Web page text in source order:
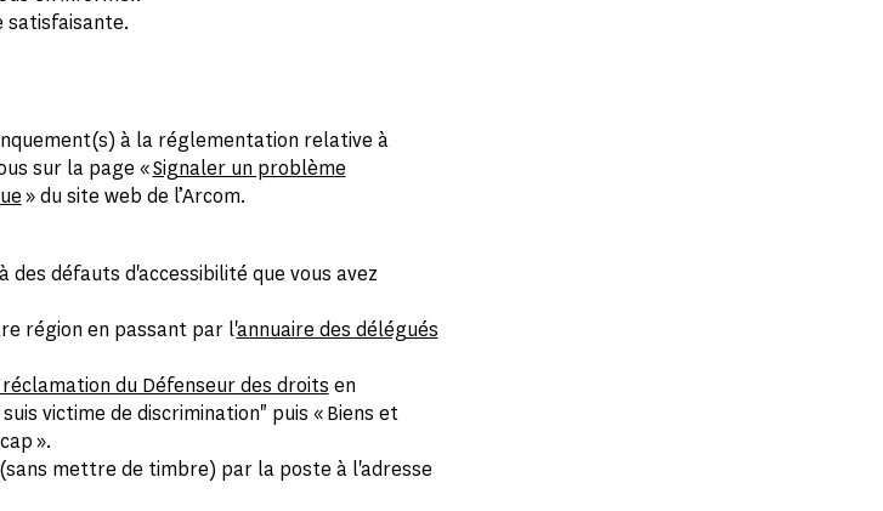
satisfaisante.
à la réglementation relative à
sur la page «Signaler un problème
» du site web de l’Arcom.
défauts d'accessibilité que vous avez
région en passant par l'annuaire des délégués
du Défenseur des droits en
victime de discrimination" puis « Biens et
».
mettre de timbre) par la poste à l'adresse